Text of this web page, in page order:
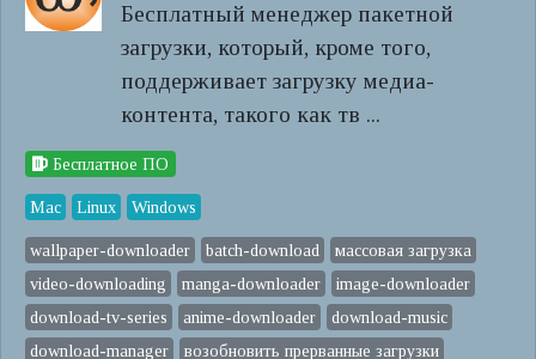
Бесплатный менеджер пакетной
загрузки, который, кроме того,
поддерживает загрузку медиа-
контента, такого как тв ...
Бесплатное ПО
Mac Linux Windows
wallpaper-downloader batch-download
массовая загрузка
video-downloading
manga-downloader
image-downloader
download-tv-series
anime-downloader
download-music
download-manager
возобновить прерванные загрузки